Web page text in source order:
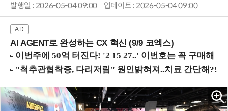
발행일 : 2026-05-04 09:00 업데이트 : 2026-05-04 09:00
AI AGENT로 완성하는 CX 혁신 (9/9 코엑스)